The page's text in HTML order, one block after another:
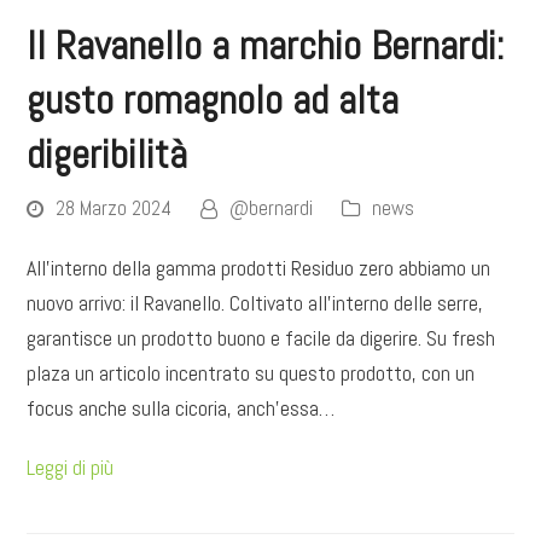
Il Ravanello a marchio Bernardi:
gusto romagnolo ad alta
digeribilità
28 Marzo 2024 @bernardi news
All'interno della gamma prodotti Residuo zero abbiamo un
nuovo arrivo: il Ravanello. Coltivato all'interno delle serre,
garantisce un prodotto buono e facile da digerire. Su fresh
plaza un articolo incentrato su questo prodotto, con un
focus anche sulla cicoria, anch'essa…
Leggi di più